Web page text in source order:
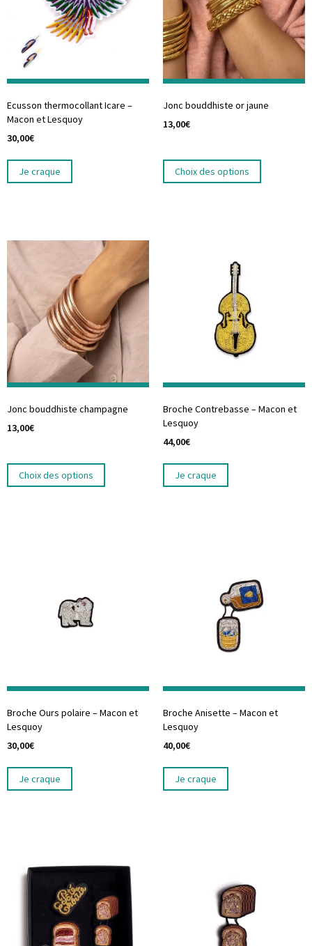
Ecusson thermocollant Icare –
Macon et Lesquoy
30,00€
Je craque
Jonc bouddhiste or jaune
13,00€
Choix des options
Jonc bouddhiste champagne
13,00€
Choix des options
Broche Contrebasse – Macon et
Lesquoy
44,00€
Je craque
Broche Ours polaire – Macon et
Lesquoy
30,00€
Je craque
Broche Anisette – Macon et
Lesquoy
40,00€
Je craque